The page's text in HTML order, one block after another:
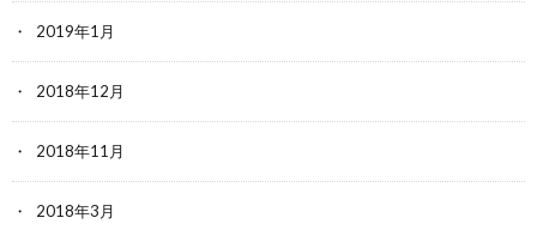
2019年1月
2018年12月
2018年11月
2018年3月